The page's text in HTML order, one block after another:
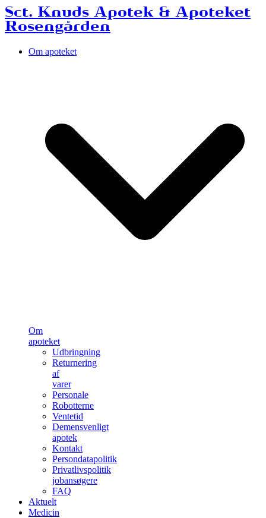
Sct. Knuds Apotek & Apoteket
Rosengården
Om apoteket
Om
apoteket
Udbringning
Returnering
af
varer
Personale
Robotterne
Ventetid
Demensvenligt
apotek
Kontakt
Persondatapolitik
Privatlivspolitik
jobansøgere
FAQ
Aktuelt
Medicin